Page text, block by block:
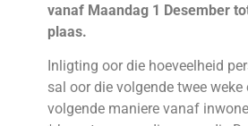
vanaf Maandag 1 Desember
plaas.
Inligting oor die hoeveelheid
sal oor die volgende twee
volgende maniere vanaf